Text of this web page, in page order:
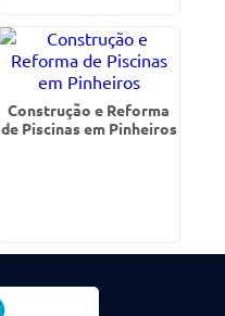
Construção e Reforma
de Piscinas em Pinheiros